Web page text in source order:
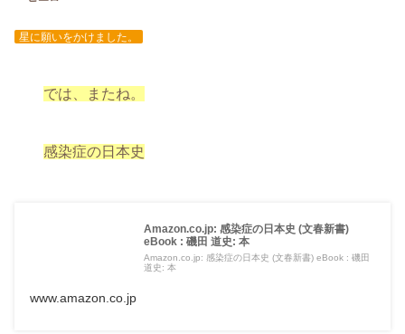
星に願いをかけました。
では、またね。
感染症の日本史
Amazon.co.jp: 感染症の日本史 (文春新書)
eBook : 磯田 道史: 本
Amazon.co.jp: 感染症の日本史 (文春新書) eBook : 磯田
道史: 本
www.amazon.co.jp